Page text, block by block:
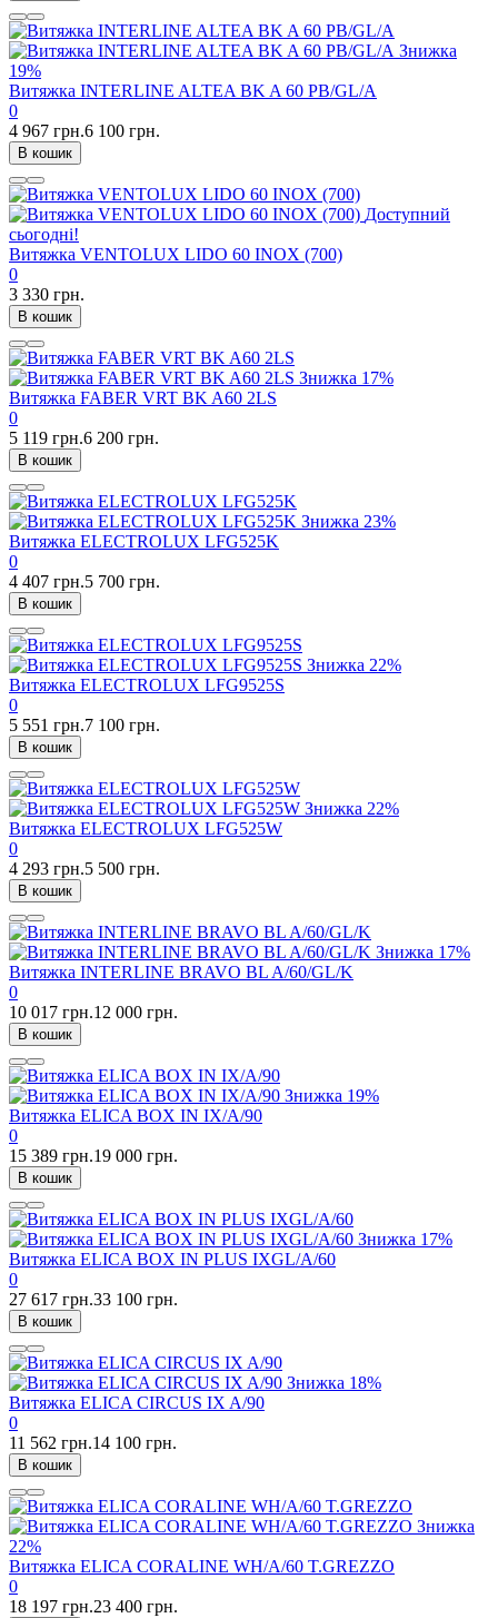
Знижка
19%
Витяжка INTERLINE ALTEA BK A 60 PB/GL/A
0
4 967 грн.6 100 грн.
В кошик
Доступний
сьогодні!
Витяжка VENTOLUX LIDO 60 INOX (700)
0
3 330 грн.
В кошик
Знижка 17%
Витяжка FABER VRT BK A60 2LS
0
5 119 грн.6 200 грн.
В кошик
Знижка 23%
Витяжка ELECTROLUX LFG525K
0
4 407 грн.5 700 грн.
В кошик
Знижка 22%
Витяжка ELECTROLUX LFG9525S
0
5 551 грн.7 100 грн.
В кошик
Знижка 22%
Витяжка ELECTROLUX LFG525W
0
4 293 грн.5 500 грн.
В кошик
Знижка 17%
Витяжка INTERLINE BRAVO BL A/60/GL/K
0
10 017 грн.12 000 грн.
В кошик
Знижка 19%
Витяжка ELICA BOX IN IX/A/90
0
15 389 грн.19 000 грн.
В кошик
Знижка 17%
Витяжка ELICA BOX IN PLUS IXGL/A/60
0
27 617 грн.33 100 грн.
В кошик
Знижка 18%
Витяжка ELICA CIRCUS IX A/90
0
11 562 грн.14 100 грн.
В кошик
Знижка
22%
Витяжка ELICA CORALINE WH/A/60 T.GREZZO
0
18 197 грн.23 400 грн.